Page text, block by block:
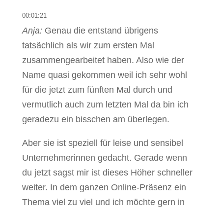
00:01:21
Anja: Genau die entstand übrigens
tatsächlich als wir zum ersten Mal
zusammengearbeitet haben. Also wie der
Name quasi gekommen weil ich sehr wohl
für die jetzt zum fünften Mal durch und
vermutlich auch zum letzten Mal da bin ich
geradezu ein bisschen am überlegen.
Aber sie ist speziell für leise und sensibel
Unternehmerinnen gedacht. Gerade wenn
du jetzt sagst mir ist dieses Höher schneller
weiter. In dem ganzen Online-Präsenz ein
Thema viel zu viel und ich möchte gern in